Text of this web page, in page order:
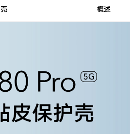
概述
皮保护壳